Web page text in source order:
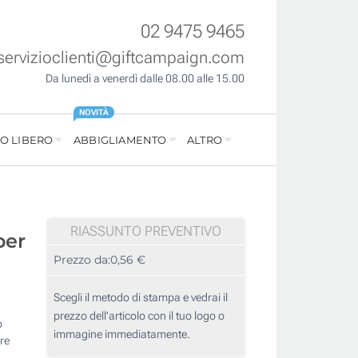
02 9475 9465
Da lunedì a venerdì dalle 08.00 alle 15.00
LIBERO ABBIGLIAMENTO
NOVITÀ
ALTRO
RIASSUNTO PREVENTIVO
Prezzo da:0,56 €
Scegli il metodo di stampa e vedrai il
prezzo dell'articolo con il tuo logo o
immagine immediatamente.